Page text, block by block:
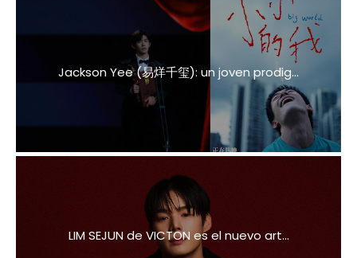
Jackson Yee (易烊千玺): un joven prodig...
LIM SEJUN de VICTON es el nuevo art...